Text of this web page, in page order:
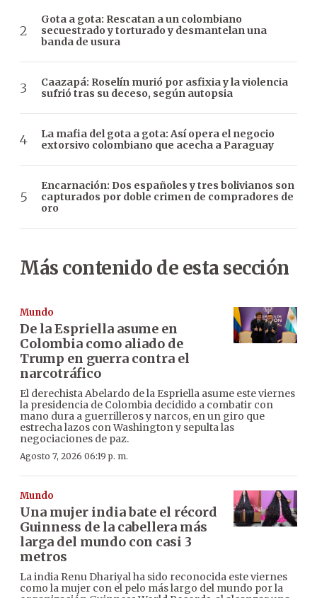
Gota a gota: Rescatan a un colombiano
secuestrado y torturado y desmantelan una
banda de usura
Caazapá: Roselín murió por asfixia y la violencia
sufrió tras su deceso, según autopsia
La mafia del gota a gota: Así opera el negocio
extorsivo colombiano que acecha a Paraguay
Encarnación: Dos españoles y tres bolivianos son
capturados por doble crimen de compradores de
oro
Más contenido de esta sección
Mundo
De la Espriella asume en
Colombia como aliado de
Trump en guerra contra el
narcotráfico
El derechista Abelardo de la Espriella asume este viernes
la presidencia de Colombia decidido a combatir con
mano dura a guerrilleros y narcos, en un giro que
estrecha lazos con Washington y sepulta las
negociaciones de paz.
Agosto 7, 2026 06:19 p. m.
Mundo
Una mujer india bate el récord
Guinness de la cabellera más
larga del mundo con casi 3
metros
La india Renu Dhariyal ha sido reconocida este viernes
como la mujer con el pelo más largo del mundo por la